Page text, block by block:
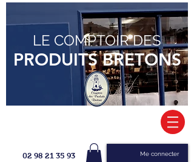
LE COMPTOIR DES
PRODUITS BRETONS
02 98 21 35 93 Me connecter